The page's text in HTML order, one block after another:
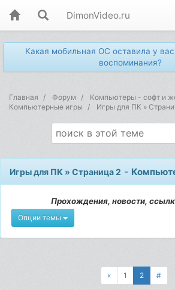
DimonVideo.ru
Какая мобильная ОС оставила у
воспоминания?
Главная Форум
Компьютеры - софт и
Компьютерные игры
Игры для ПК »
Игры для ПК » Страница 2 -
Прохождения, новости,
Опции темы
« 1 2 #